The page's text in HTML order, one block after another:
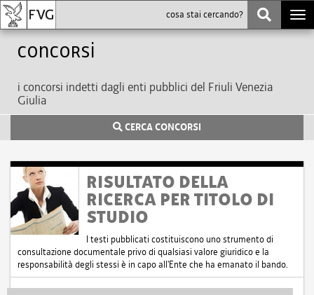
Concorsi
i concorsi indetti dagli enti pubblici del Friuli Venezia
Giulia
CERCA CONCORSI
RISULTATO DELLA
RICERCA PER TITOLO DI
STUDIO
I testi pubblicati costituiscono uno strumento di
consultazione documentale privo di qualsiasi valore giuridico e la
responsabilità degli stessi è in capo all'Ente che ha emanato il bando.